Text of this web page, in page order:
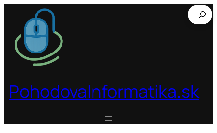
obsah
PohodovaInformatika.sk
Hľadať